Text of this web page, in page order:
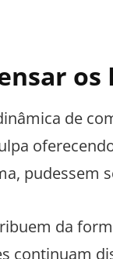
os
de
pudessem
da
continuam